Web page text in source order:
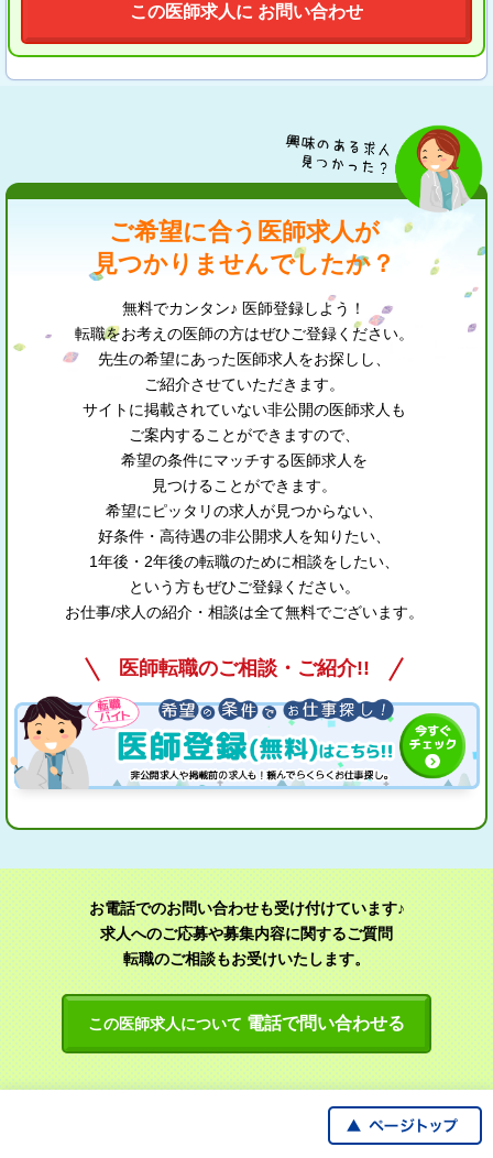
この医師求人に お問い合わせ
ご希望に合う医師求人が
見つかりませんでしたか？
無料でカンタン♪ 医師登録しよう！
転職をお考えの医師の方はぜひご登録ください。
先生の希望にあった医師求人をお探しし、
ご紹介させていただきます。
サイトに掲載されていない非公開の医師求人も
ご案内することができますので、
希望の条件にマッチする医師求人を
見つけることができます。
希望にピッタリの求人が見つからない、
好条件・高待遇の非公開求人を知りたい、
1年後・2年後の転職のために相談をしたい、
という方もぜひご登録ください。
お仕事/求人の紹介・相談は全て無料でございます。
医師転職のご相談・ご紹介!!
お電話でのお問い合わせも受け付けています♪
求人へのご応募や募集内容に関するご質問
転職のご相談もお受けいたします。
この医師求人について 電話で問い合わせる